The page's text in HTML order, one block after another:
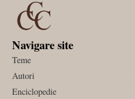
Navigare site
Teme
Autori
Enciclopedie